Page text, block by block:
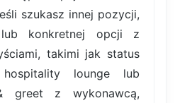
szukasz innej pozycji,
konkretnej opcji z
takimi jak status
lounge lub
greet z wykonawcą,